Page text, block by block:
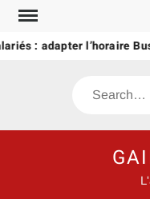
Skip
content: adapter l’horaire
Search